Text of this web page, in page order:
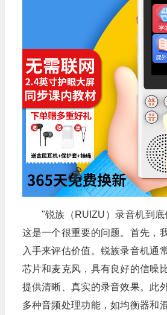
"锐族（RUIZU）录音机到
这是一个很重要的问题。首先，
入手来评估价值。锐族录音机通
芯片和麦克风，具有良好的信噪
提供清晰、真实的录音效果。此
多种音频处理功能，如均衡器和